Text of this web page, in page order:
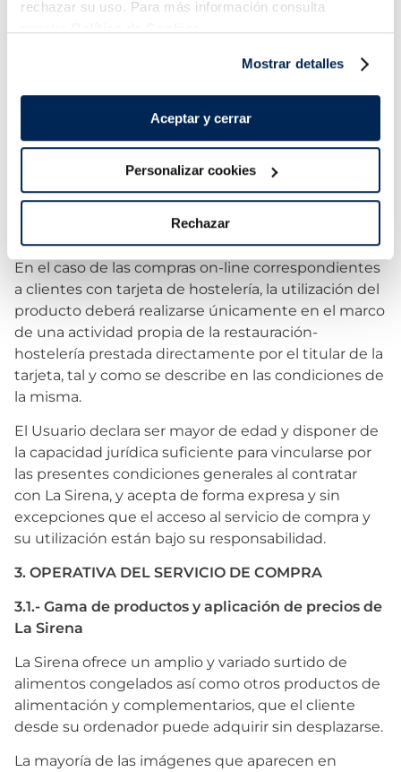
rechazar su uso. Para más información consulta
Mostrar detalles
Aceptar y cerrar
Personalizar cookies
Rechazar
los Consumidores y Usuarios y otras leyes
propio del cliente o de las personas en nombre de
las cuales éste se halle legalmente autorizado a
En virtud de lo expresado anteriormente, queda
totalmente prohibida la reventa de los productos
adquiridos a través de nuestro servicio de compra.
En el caso de las compras on-line correspondientes
a clientes con tarjeta de hostelería, la utilización del
producto deberá realizarse únicamente en el marco
de una actividad propia de la restauración-
hostelería prestada directamente por el titular de la
tarjeta, tal y como se describe en las condiciones de
la misma.
El Usuario declara ser mayor de edad y disponer de
la capacidad jurídica suficiente para vincularse por
las presentes condiciones generales al contratar
con La Sirena, y acepta de forma expresa y sin
excepciones que el acceso al servicio de compra y
su utilización están bajo su responsabilidad.
3. OPERATIVA DEL SERVICIO DE COMPRA
3.1.- Gama de productos y aplicación de precios de
La Sirena
La Sirena ofrece un amplio y variado surtido de
alimentos congelados así como otros productos de
alimentación y complementarios, que el cliente
desde su ordenador puede adquirir sin desplazarse.
La mayoría de las imágenes que aparecen en